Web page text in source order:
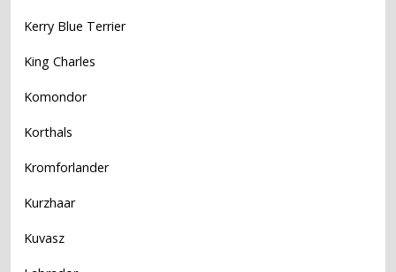
Kerry Blue Terrier
King Charles
Komondor
Korthals
Kromforlander
Kurzhaar
Kuvasz